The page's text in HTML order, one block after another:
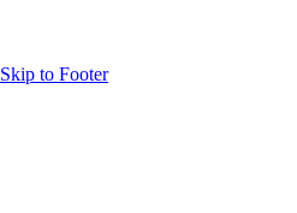
Skip to Footer